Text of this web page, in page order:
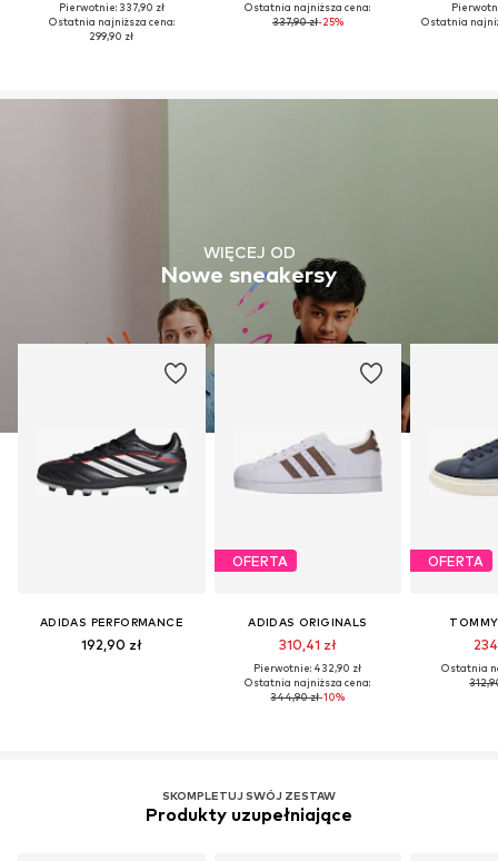
Pierwotnie: 337,90 zł
Ostatnia najniższa cena:
299,90 zł
Ostatnia najniższa cena:
337,90 zł-25%
Ostatnia
WIĘCEJ OD
Nowe sneakersy
ADIDAS PERFORMANCE
192,90 zł
OFERTA
ADIDAS ORIGINALS
310,41 zł
Pierwotnie: 432,90 zł
Ostatnia najniższa cena:
344,90 zł-10%
OFERTA
Ostatnia
SKOMPLETUJ SWÓJ ZESTAW
Produkty uzupełniające